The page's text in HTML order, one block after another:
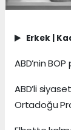
Erkek |
ABD’nin
ABD’li
Ortadoğu